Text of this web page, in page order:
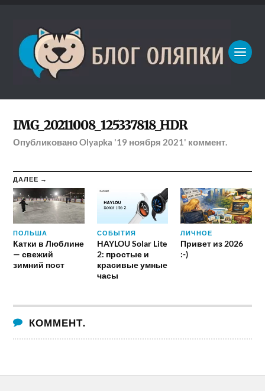
IMG_20211008_125337818_HDR
ОпубликованоOlyapka '19 ноября 2021' коммент.
ДАЛЕЕ →
ПОЛЬША
Катки в Люблине
— свежий
зимний пост
СОБЫТИЯ
HAYLOU Solar Lite
2: простые и
красивые умные
часы
ЛИЧНОЕ
Привет из 2026
:-)
КОММЕНТ.